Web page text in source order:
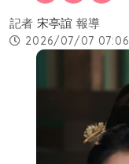
記者 宋亭誼 報導
2026/07/07 07:06